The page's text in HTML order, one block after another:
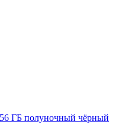
ГБ полуночный чёрный